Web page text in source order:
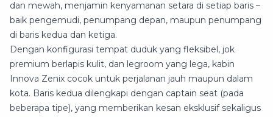
dan mewah, menjamin kenyamanan setara di setiap baris –
baik pengemudi, penumpang depan, maupun penumpang
di baris kedua dan ketiga.
Dengan konfigurasi tempat duduk yang fleksibel, jok
premium berlapis kulit, dan legroom yang lega, kabin
Innova Zenix cocok untuk perjalanan jauh maupun dalam
kota. Baris kedua dilengkapi dengan captain seat (pada
beberapa tipe), yang memberikan kesan eksklusif sekaligus